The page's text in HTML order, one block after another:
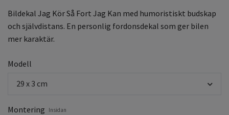
Bildekal Jag Kör Så Fort Jag Kan med humoristiskt budskap
och självdistans. En personlig fordonsdekal som ger bilen
mer karaktär.
Modell
29 x 3 cm
Montering Insidan